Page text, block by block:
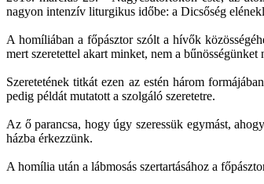
nagyon intenzív liturgikus időbe: a Dicsőség
A homíliában a főpásztor szólt a hívők
mert szeretettel akart minket, nem a
Szeretetének titkát ezen az estén három
pedig példát mutatott a szolgáló szeretetre.
Az ő parancsa, hogy úgy szeressük egymást,
házba érkezzünk.
A homília után a lábmosás szertartásához a